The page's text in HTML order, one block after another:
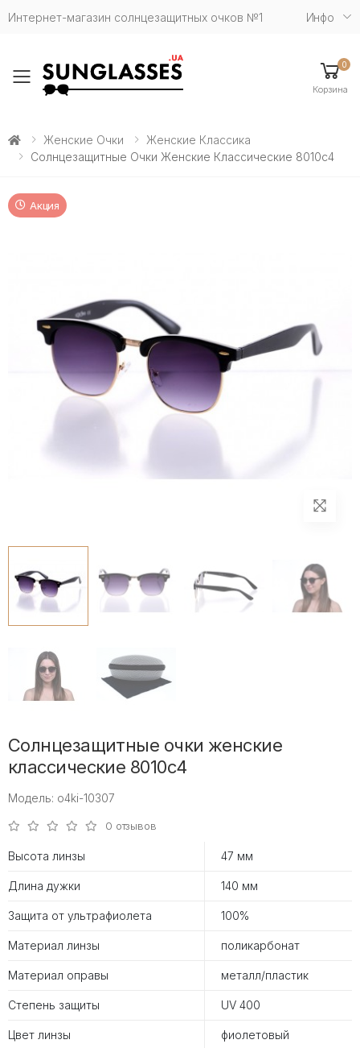
Интернет-магазин солнцезащитных очков №1 Инфо
Toggle mobile menu
0
Корзина
Женские Очки
Женские Классика
Солнцезащитные Очки Женские Классические 8010c4
Акция
Солнцезащитные очки женские
классические 8010c4
Модель: o4ki-10307
0 отзывов
Высота линзы 47 мм
Длина дужки 140 мм
Защита от ультрафиолета 100%
Материал линзы поликарбонат
Материал оправы металл/пластик
Степень защиты UV 400
Цвет линзы фиолетовый